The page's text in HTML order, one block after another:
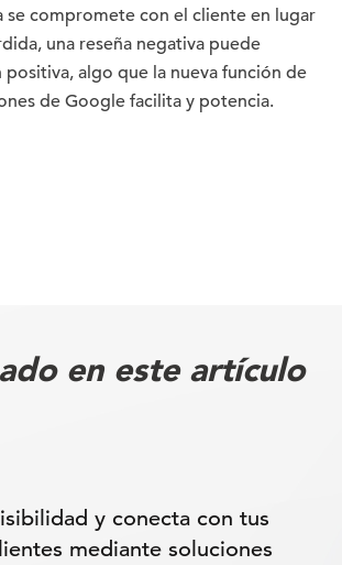
se compromete con el cliente en lugar
una reseña negativa puede
positiva, algo que la nueva función de
de Google facilita y potencia.
en este artículo
y conecta con tus
mediante soluciones